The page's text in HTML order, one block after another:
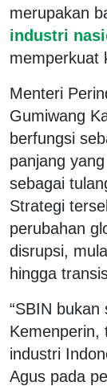
merupakan
industri
memperkuat
Menteri
Gumiwang
berfungsi
panjang
sebagai
Strategi
perubahan
disrupsi,
hingga
“SBIN bukan
Kemenperin,
industri
Agus pada